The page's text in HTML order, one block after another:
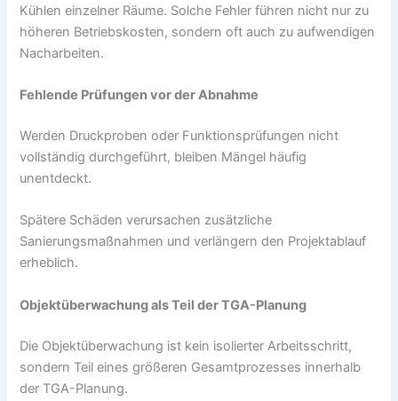
Kühlen einzelner Räume. Solche Fehler führen nicht nur zu
höheren Betriebskosten, sondern oft auch zu aufwendigen
Nacharbeiten.
Fehlende Prüfungen vor der Abnahme
Werden Druckproben oder Funktionsprüfungen nicht
vollständig durchgeführt, bleiben Mängel häufig
unentdeckt.
Spätere Schäden verursachen zusätzliche
Sanierungsmaßnahmen und verlängern den Projektablauf
erheblich.
Objektüberwachung als Teil der TGA-Planung
Die Objektüberwachung ist kein isolierter Arbeitsschritt,
sondern Teil eines größeren Gesamtprozesses innerhalb
der TGA-Planung.